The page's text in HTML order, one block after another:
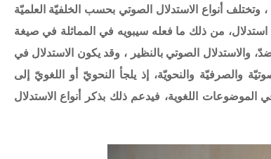
وتختلف أنواع الاستدلال الصوتي بحسب الخلفيّة العلميّة
استدلال، من ذلك ما فعله سيبويه في المماثلة في صيغة
والاستدلال الصوتي بالنظير ، وقد يكون الاستدلال في
والصرفيّة والنحويّة، إذ يلجأ النحويّ أو اللغويّ إلى
الموضوعات اللغوية، فيدعم ذلك بذكر أنواع الاستدلال